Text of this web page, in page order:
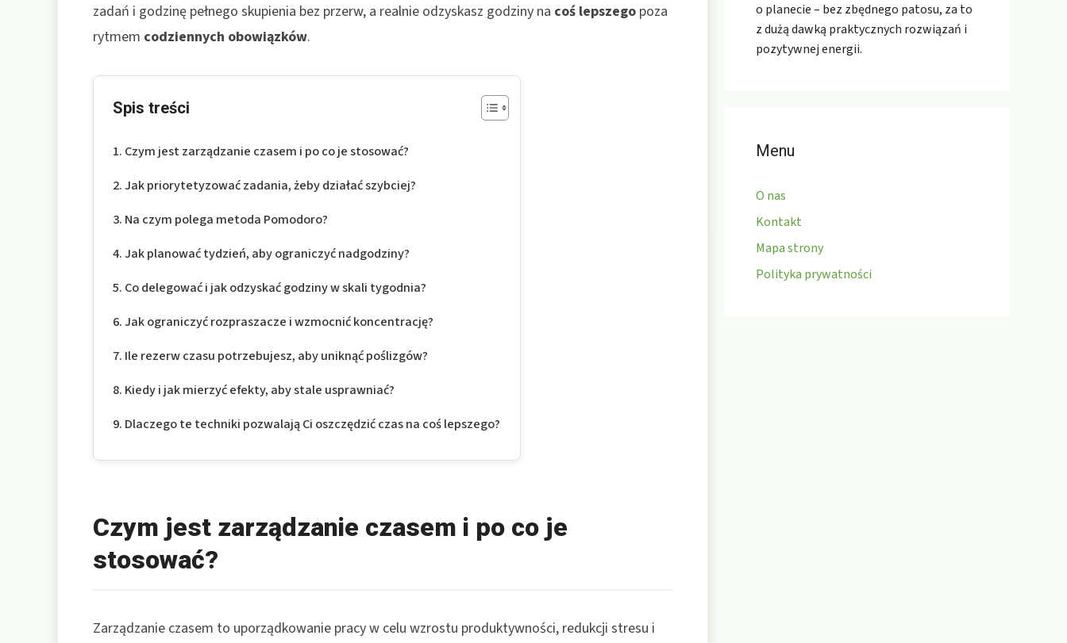
zadań i godzinę pełnego skupienia bez przerw, a realnie odzyskasz godziny na coś lepszego poza
rytmem codziennych obowiązków.
Spis treści
Czym jest zarządzanie czasem i po co je stosować?
Jak priorytetyzować zadania, żeby działać szybciej?
Na czym polega metoda Pomodoro?
Jak planować tydzień, aby ograniczyć nadgodziny?
Co delegować i jak odzyskać godziny w skali tygodnia?
Jak ograniczyć rozpraszacze i wzmocnić koncentrację?
Ile rezerw czasu potrzebujesz, aby uniknąć poślizgów?
Kiedy i jak mierzyć efekty, aby stale usprawniać?
Dlaczego te techniki pozwalają Ci oszczędzić czas na coś lepszego?
Czym jest zarządzanie czasem i po co je
stosować?
Zarządzanie czasem to uporządkowanie pracy w celu wzrostu produktywności, redukcji stresu i
o planecie – bez zbędnego patosu, za to
z dużą dawką praktycznych rozwiązań i
pozytywnej energii.
Menu
O nas
Kontakt
Mapa strony
Polityka prywatności